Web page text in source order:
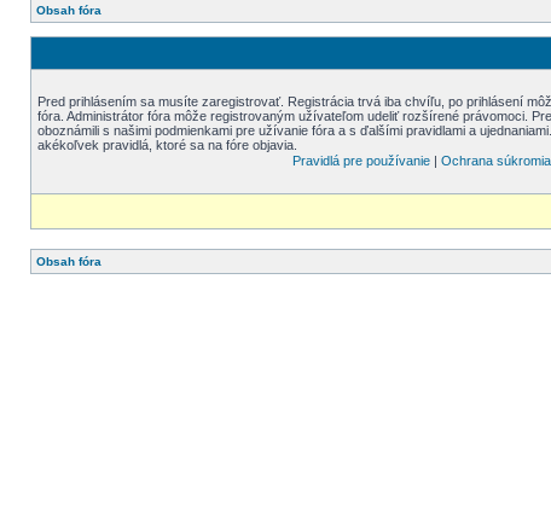
Obsah fóra
Pred prihlásením sa musíte zaregistrovať. Registrácia trvá iba chvíľu, po prihlásení
fóra. Administrátor fóra môže registrovaným užívateľom udeliť rozšírené právomoci.
oboznámili s našimi podmienkami pre užívanie fóra a s ďalšími pravidlami a
akékoľvek pravidlá, ktoré sa na fóre objavia.
Pravidlá pre používanie| Ochrana súkromia
Obsah fóra